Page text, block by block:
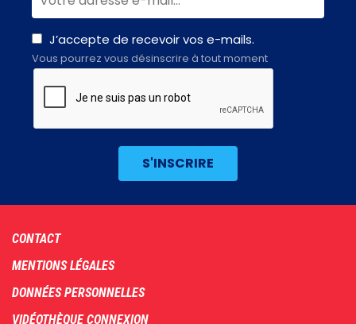
J’accepte de recevoir vos e-mails.
Vous pourrez vous désinscrire à tout moment
Footer
menu
CONTACT
MENTIONS LÉGALES
DONNÉES PERSONNELLES
VIDÉOTHÈQUE CONNEXION